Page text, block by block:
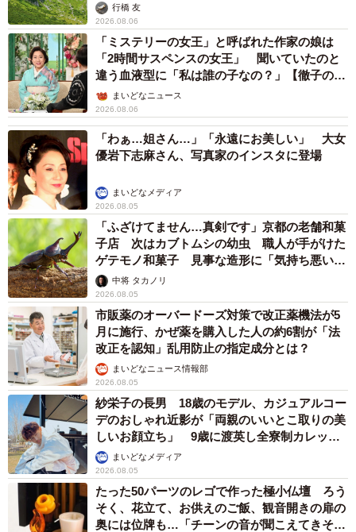
行橋 友
2026.08.06
「ミステリーの女王」と呼ばれた作家の娘は
「2時間サスペンスの女王」 聞いていたのと
違う血液型に「私は誰の子なの？」【徹子の部
屋】まいどなニュース
2026.08.06
「わぁ…姐さん…」「永遠にお美しい」 大女
優岩下志麻さん、写真家のインスタに登場
まいどなメディア
2026.08.05
「ふざけてません…真剣です」京都の老舗和菓
子店 次はカブトムシの幼虫 職人が手がけた
ゲテモノ和菓子 見事な造形に「気持ち悪いく
らいリアル」
中将 タカノリ
2026.08.05
市販薬のオーバードーズ対策で改正薬機法が5
月に施行、かぜ薬を購入した人の約6割が「法
改正を認知」乱用防止の指定成分とは？
まいどなニュース情報部
2026.08.05
紗栄子の長男 18歳のモデル、カジュアルコー
デのおしゃれ近影が「両親のいいとこ取りの美
しいお顔立ち」 9歳に渡英し全寮制カレッジ
で学ぶまいどなメディア
2026.08.05
たった50パーツのレゴで作った極小仏壇 ろう
そく、花立て、お供えのご飯、観音開きの扉の
奥には位牌も…「チーンの音が聞こえてきそ